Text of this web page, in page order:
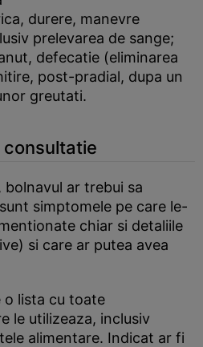
durere, manevre
prelevarea de sange;
defecatie (eliminarea
post-pradial, dupa un
greutati.
ar trebui sa
simptomele pe care le-
chiar si detaliile
si care ar putea avea
o lista cu toate
le utilizeaza, inclusiv
alimentare. Indicat ar fi